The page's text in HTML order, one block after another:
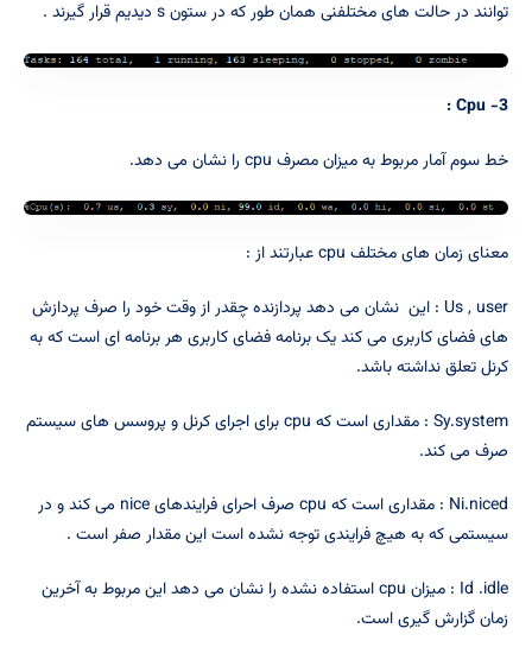
توانند در حالت های مختلفنی همان طور که در ستون s دیدیم قرار گیرند .
3- Cpu
:
خط سوم آمار مربوط به میزان مصرف cpu را نشان می دهد.
معنای زمان های مختلف cpu عبارتند از :
Us , user : این نشان می دهد پردازنده چقدر از وقت خود را صرف پردازش
های فضای کاربری می کند یک برنامه فضای کاربری هر برنامه ای است که به
کرنل تعلق نداشته باشد.
Sy.system : مقداری است که cpu برای اجرای کرنل و پروسس های سیستم
صرف می کند.
Ni.niced : مقداری است که cpu صرف احرای فرایندهای nice می کند و در
سیستمی که به هیچ فرایندی توجه نشده است این مقدار صفر است .
Id .idle : میزان cpu استفاده نشده را نشان می دهد این مربوط به آخرین
زمان گزارش گیری است.